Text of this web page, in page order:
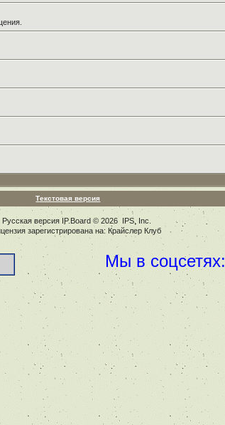
Текстовая версия
Русская версия IP.Board© 2026 IPS, Inc
зарегистрирована на: Крайслер Клуб
Мы в соцсетях: